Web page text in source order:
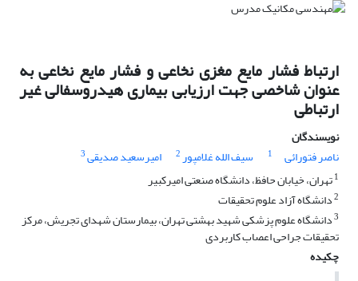
ارتباط فشار مایع مغزی نخاعی و فشار مایع نخاعی به
عنوان شاخصی جهت ارزیابی بیماری هیدروسفالی غیر
ارتباطی
نویسندگان
ناصر فتورائی
1 سیف الله غلامپور2 امیرسعید صدیقی3
1تهران، خیابان حافظ، دانشگاه صنعتی امیرکبیر
2دانشگاه آزاد علوم تحقیقات
3دانشگاه علوم پزشکی شهید بهشتی تهران، بیمارستان شهدای تجریش، مرکز
تحقیقات جراحی اعصاب کاربردی
چکیده